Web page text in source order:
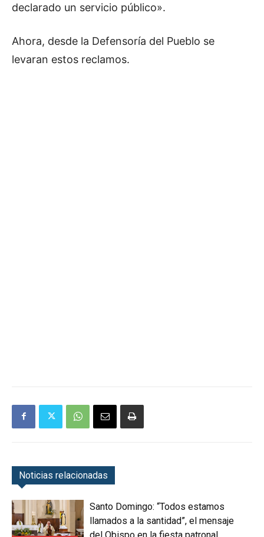
declarado un servicio público».
Ahora, desde la Defensoría del Pueblo se
levaran estos reclamos.
Noticias relacionadas
Santo Domingo: “Todos estamos
llamados a la santidad”, el mensaje
del Obispo en la fiesta patronal